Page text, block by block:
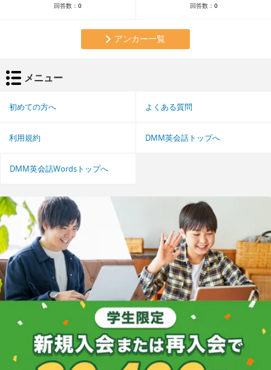
回答数： 0 回答数： 0
アンカー一覧
メニュー
初めての方へ よくある質問
利用規約 DMM英会話トップへ
DMM英会話Wordsトップへ